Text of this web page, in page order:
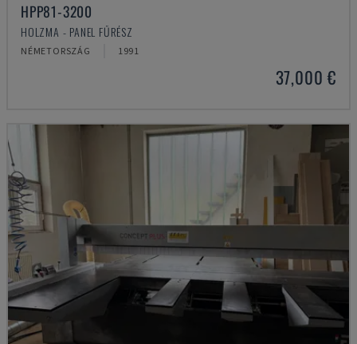
HPP81-3200
HOLZMA - PANEL FŰRÉSZ
NÉMETORSZÁG 1991
37,000 €